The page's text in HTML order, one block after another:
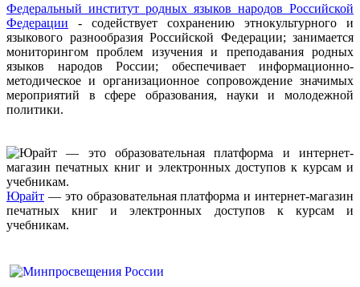
Федеральный институт родных языков народов Российской
Федерации - содействует сохранению этнокультурного и
языкового разнообразия Российской Федерации; занимается
мониторингом проблем изучения и преподавания родных
языков народов России; обеспечивает информационно-
методическое и организационное сопровождение значимых
мероприятий в сфере образования, науки и молодежной
политики.
Юрайт — это образовательная платформа и интернет-магазин
печатных книг и электронных доступов к курсам и
учебникам.